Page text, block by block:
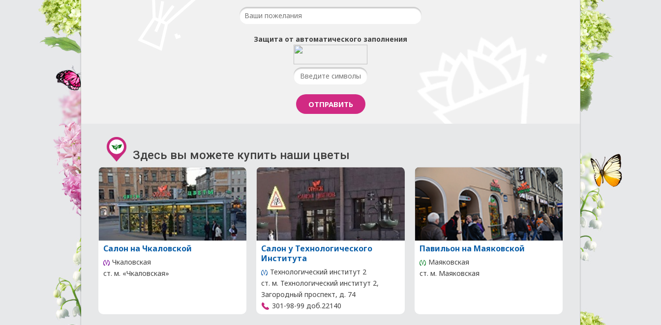
Защита от автоматического заполнения
Здесь вы можете купить наши цветы
Салон на Чкаловской
Чкаловская
ст. м. «Чкаловская»
Салон у Технологического
Института
Технологический институт 2
ст. м. Технологический институт 2,
Загородный проспект, д. 74
301-98-99 доб.22140
Павильон на Маяковской
Маяковская
ст. м. Маяковская